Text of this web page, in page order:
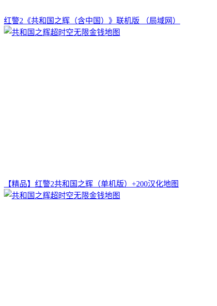
红警2《共和国之辉（含中国）》联机版 （局域网）
【精品】红警2共和国之辉（单机版）+200汉化地图